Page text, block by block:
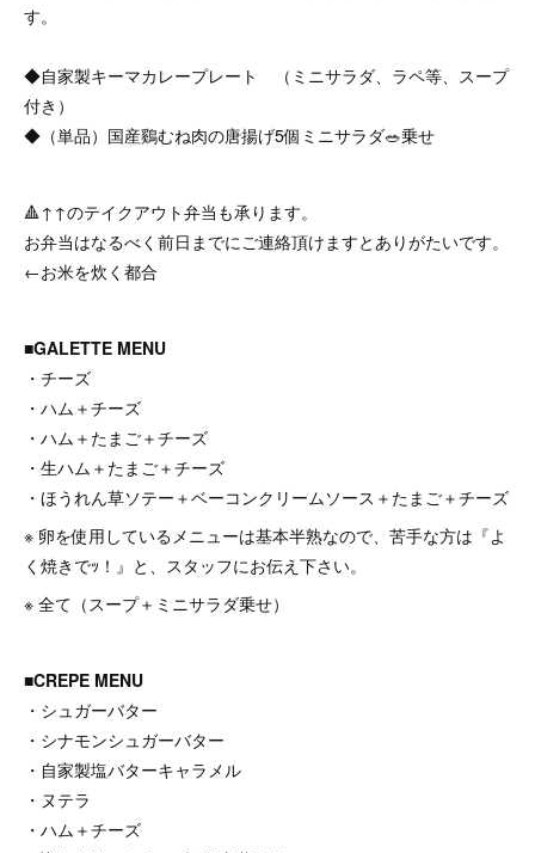
す。
◆自家製キーマカレープレート （ミニサラダ、ラペ等、スープ
付き）
◆（単品）国産鷄むね肉の唐揚げ5個ミニサラダ🥗乗せ
🔺↑↑のテイクアウト弁当も承ります。
お弁当はなるべく前日までにご連絡頂けますとありがたいです。
←お米を炊く都合
■GALETTE MENU
・チーズ
・ハム＋チーズ
・ハム＋たまご＋チーズ
・生ハム＋たまご＋チーズ
・ほうれん草ソテー＋ベーコンクリームソース＋たまご＋チーズ
⁡※ 卵を使用しているメニューは基本半熟なので、苦手な方は『よ
く焼きでｯ！』と、スタッフにお伝え下さい。
⁡※ 全て（スープ＋ミニサラダ乗せ）
■CREPE MENU
・シュガーバター
・シナモンシュガーバター
・自家製塩バターキャラメル
・ヌテラ
・ハム＋チーズ